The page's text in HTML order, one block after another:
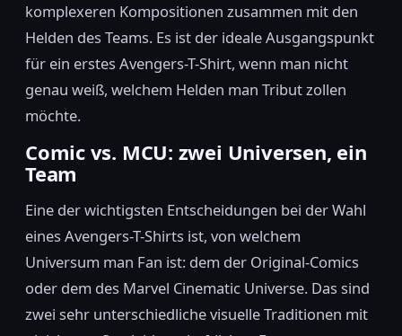
komplexeren Kompositionen zusammen mit den
Helden des Teams. Es ist der ideale Ausgangspunkt
für ein erstes Avengers-T-Shirt, wenn man nicht
genau weiß, welchem Helden man Tribut zollen
möchte.
Comic vs. MCU: zwei Universen, ein
Team
Eine der wichtigsten Entscheidungen bei der Wahl
eines Avengers-T-Shirts ist, von welchem
Universum man Fan ist: dem der Original-Comics
oder dem des Marvel Cinematic Universe. Das sind
zwei sehr unterschiedliche visuelle Traditionen mit